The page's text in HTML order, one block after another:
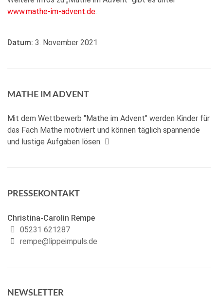
Datum: 3. November 2021
MATHE IM ADVENT
Mit dem Wettbewerb "Mathe im Advent" werden Kinder für
das Fach Mathe motiviert und können täglich spannende
und lustige Aufgaben lösen.
PRESSEKONTAKT
Christina-Carolin Rempe
05231 621287
rempe@lippeimpuls.de
NEWSLETTER
www.mathe-im-advent.de.